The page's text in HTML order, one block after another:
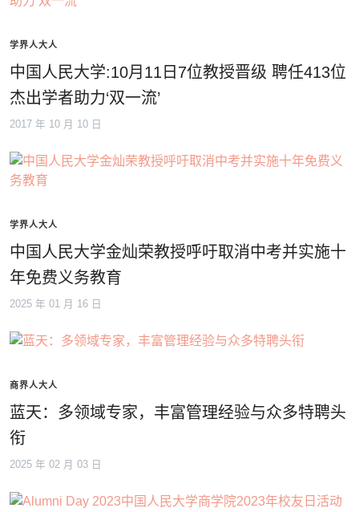
学界人大人
中国人民大学:10月11日7位教授晋级 聘任413位
杰出学者助力‘双一流’
2017 年 10 月 10 日
学界人大人
中国人民大学金灿荣教授呼吁取消中考并实施十
年免费义务教育
2025 年 01 月 16 日
商界人大人
蓝天：多领域专家，丰富管理经验与众多特聘头
衔
2025 年 02 月 03 日